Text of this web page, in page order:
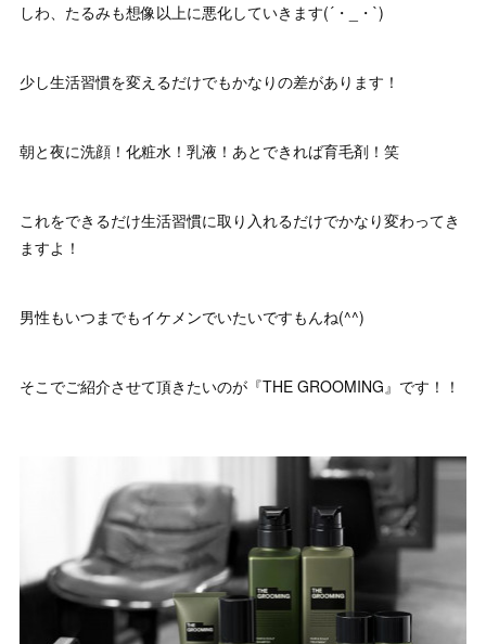
しわ、たるみも想像以上に悪化していきます(´・_・`)
少し生活習慣を変えるだけでもかなりの差があります！
朝と夜に洗顔！化粧水！乳液！あとできれば育毛剤！笑
これをできるだけ生活習慣に取り入れるだけでかなり変わってき
ますよ！
男性もいつまでもイケメンでいたいですもんね(^^)
そこでご紹介させて頂きたいのが『THE GROOMING』です！！